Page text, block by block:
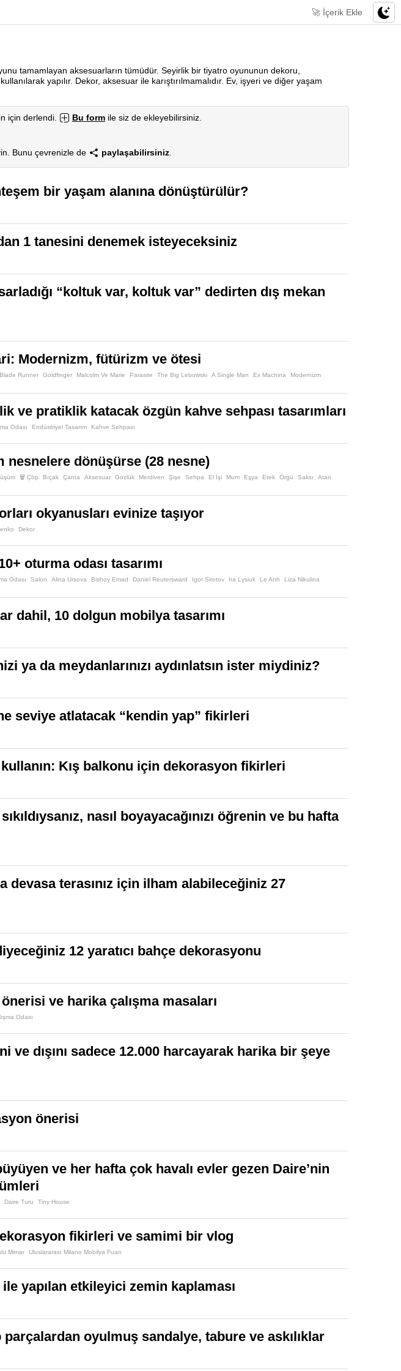
🚀 İçerik Ekle
tamamlayan aksesuarların tümüdür. Seyirlik bir tiyatro oyununun dekoru,
yapılır. Dekor, aksesuar ile karıştırılmamalıdır. Ev, işyeri ve diğer yaşam
için derlendi. Bu form ile siz de ekleyebilirsiniz.
Bunu çevrenizle de paylaşabilirsiniz
bir yaşam alanına dönüştürülür?
1 tanesini denemek isteyeceksiniz
“koltuk var, koltuk var” dedirten dış mekan
Modernizm, fütürizm ve ötesi
Blade Runner Goldfinger Malcolm Ve Marie Parasite The Big Lebowski A Single Man Ex Machina
Modernizm
ve pratiklik katacak özgün kahve sehpası tasarımları
Odası Endüstriyel Tasarım Kahve Sehpası
nesnelere dönüşürse (28 nesne)
🗑️ Çöp Bıçak Çanta Aksesuar Gözlük Merdiven Şişe Sehpa El İşi Mum Eşya Etek Örgü Saksı
Atari
okyanusları evinize taşıyor
Dekor
oturma odası tasarımı
Odası Salon Alina Ursova Bishoy Emad Daniel Reutersward Igor Sirotov Ira Lysiuk Le Anh
Liza Nikulina
dahil, 10 dolgun mobilya tasarımı
ya da meydanlarınızı aydınlatsın ister miydiniz?
seviye atlatacak “kendin yap” fikirleri
Kış balkonu için dekorasyon fikirleri
nasıl boyayacağınızı öğrenin ve bu hafta
terasınız için ilham alabileceğiniz 27
12 yaratıcı bahçe dekorasyonu
ve harika çalışma masaları
Odası
ve dışını sadece 12.000 harcayarak harika bir şeye
önerisi
ve her hafta çok havalı evler gezen Daire’nin
Daire Turu Tiny House
fikirleri ve samimi bir vlog
Mimar Uluslararası Milano Mobilya Fuarı
yapılan etkileyici zemin kaplaması
oyulmuş sandalye, tabure ve askılıklar